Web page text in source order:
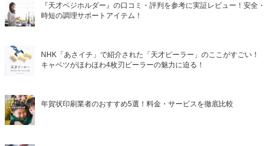
『天才ベジホルダー』の口コミ・評判を参考に実証レビュー！安全・
時短の調理サポートアイテム！
NHK「あさイチ」で紹介された「天才ピーラー」のここがすごい！
キャベツがほわほわ4枚刃ピーラーの魅力に迫る！
年賀状印刷業者のおすすめ5選！料金・サービスを徹底比較